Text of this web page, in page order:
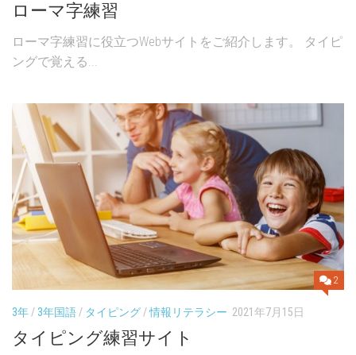
ローマ字練習
ローマ字練習に役立つWebサイトをご紹介します。 タイピ
ングで覚える...
2
3年 / 3年国語 / タイピング /情報リテラシー 2021年7月15日
タイピング練習サイト